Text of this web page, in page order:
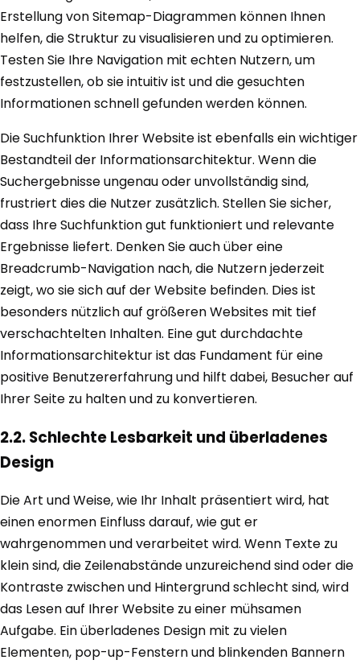
Erstellung von Sitemap-Diagrammen können Ihnen
helfen, die Struktur zu visualisieren und zu optimieren.
Testen Sie Ihre Navigation mit echten Nutzern, um
festzustellen, ob sie intuitiv ist und die gesuchten
Informationen schnell gefunden werden können.
Die Suchfunktion Ihrer Website ist ebenfalls ein wichtiger
Bestandteil der Informationsarchitektur. Wenn die
Suchergebnisse ungenau oder unvollständig sind,
frustriert dies die Nutzer zusätzlich. Stellen Sie sicher,
dass Ihre Suchfunktion gut funktioniert und relevante
Ergebnisse liefert. Denken Sie auch über eine
Breadcrumb-Navigation nach, die Nutzern jederzeit
zeigt, wo sie sich auf der Website befinden. Dies ist
besonders nützlich auf größeren Websites mit tief
verschachtelten Inhalten. Eine gut durchdachte
Informationsarchitektur ist das Fundament für eine
positive Benutzererfahrung und hilft dabei, Besucher auf
Ihrer Seite zu halten und zu konvertieren.
2.2. Schlechte Lesbarkeit und überladenes
Design
Die Art und Weise, wie Ihr Inhalt präsentiert wird, hat
einen enormen Einfluss darauf, wie gut er
wahrgenommen und verarbeitet wird. Wenn Texte zu
klein sind, die Zeilenabstände unzureichend sind oder die
Kontraste zwischen und Hintergrund schlecht sind, wird
das Lesen auf Ihrer Website zu einer mühsamen
Aufgabe. Ein überladenes Design mit zu vielen
Elementen, pop-up-Fenstern und blinkenden Bannern